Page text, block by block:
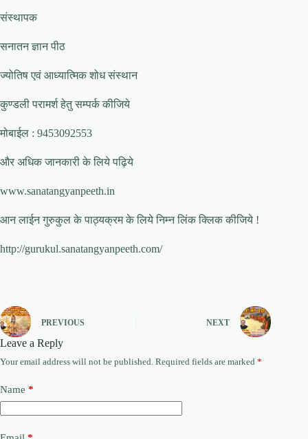
संस्थापक
सनातन ज्ञान पीठ
ज्योतिष एवं आध्यात्मिक शोध संस्थान
कुण्डली परामर्श हेतु सम्पर्क कीजिये
मोबाईल : 9453092553
और अधिक जानकारी के लिये पढ़िये
www.sanatangyanpeeth.in
आन लाईन गुरुकुल के पाठ्यक्रम के लिये निम्न लिंक क्लिक कीजिये !
http://gurukul.sanatangyanpeeth.com/
PREVIOUS NEXT
Leave a Reply
Your email address will not be published. Required fields are marked *
Name *